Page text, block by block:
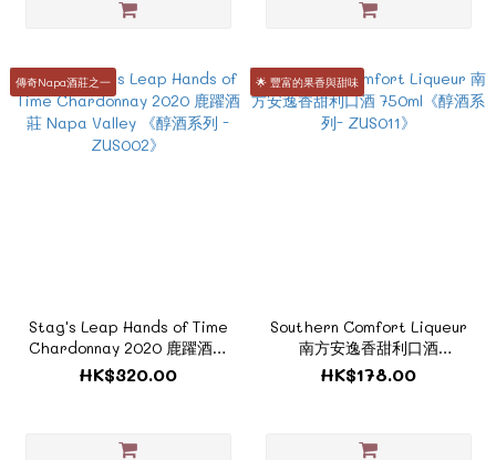
傳奇Napa酒莊之一
Stag's Leap Hands of Time
Chardonnay 2020 鹿躍酒莊
Napa Valley 《醇酒系列 -
ZUS002》
HK$320.00
🌟 豐富的果香與甜味
Southern Comfort Liqueur
南方安逸香甜利口酒
750ml《醇酒系列- ZUS011》
HK$178.00